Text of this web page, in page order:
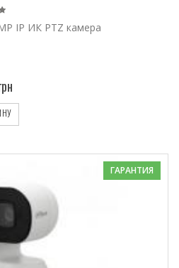
IP ИК PTZ камера
ГАРАНТИЯ